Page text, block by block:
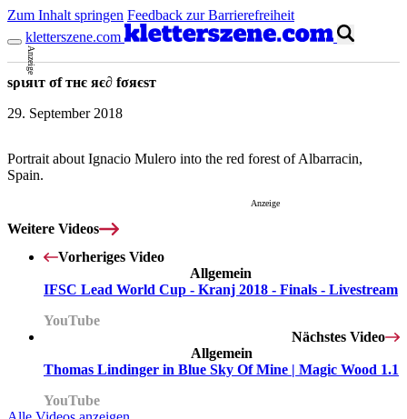
Zum Inhalt springen Feedback zur Barrierefreiheit
kletterszene.com
Anzeige
ѕριяιт σf тнє яє∂ fσяєѕт
29. September 2018
Mit dem Laden des Videos akzeptierst du die
Portrait about Ignacio Mulero into the red forest of Albarracin,
Spain.
Anzeige
Weitere Videos
Vorheriges Video
Allgemein
IFSC Lead World Cup - Kranj 2018 - Finals - Livestream
YouTube
Nächstes Video
Allgemein
Thomas Lindinger in Blue Sky Of Mine | Magic Wood 1.1
YouTube